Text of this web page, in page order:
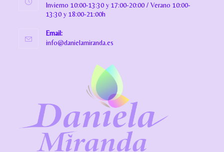
Invierno 10:00-13:30 y 17:00-20:00 / Verano 10:00-
13:30 y 18:00-21:00h
Email:
info@danielamiranda.es